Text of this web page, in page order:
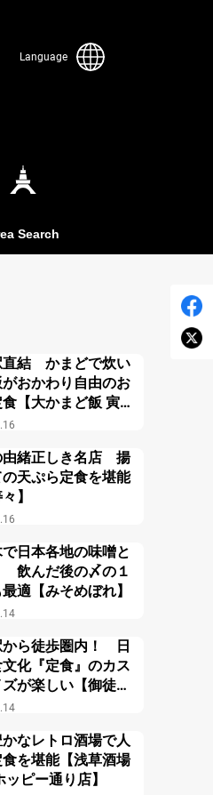
Language
Search
直結 かまどで炊い
おかわり自由のお
【大かまど飯 寅福
宿店】
由緒正しき名店 揚
天ぷら定食を堪能
】
日本各地の味噌と
飲んだ後の〆の１
適【みそめぼれ】
から徒歩圏内！ 日
化『定食』のカス
が楽しい【御徒町
】
なレトロ酒場で人
を堪能【浅草酒場
ッピー通り店】